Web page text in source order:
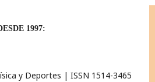
1997:
y Deportes | ISSN 1514-3465